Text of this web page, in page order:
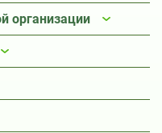
организации